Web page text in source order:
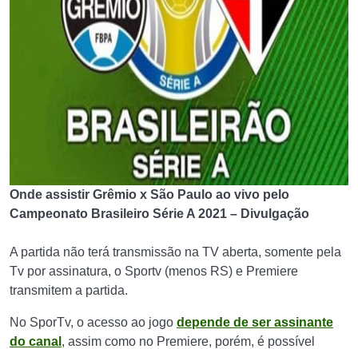
Onde assistir Grêmio x São Paulo ao vivo pelo
Campeonato Brasileiro Série A 2021 – Divulgação
A partida não terá transmissão na TV aberta, somente pela
Tv por assinatura, o Sportv (menos RS) e Premiere
transmitem a partida.
No SporTv, o acesso ao jogo depende de ser assinante
do canal , assim como no Premiere, porém, é possível